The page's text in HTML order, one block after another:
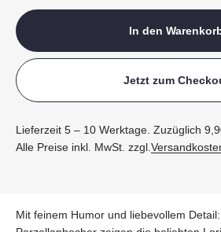
In den
Jetzt zum
Lieferzeit 5 – 10 Werktage. Zuzüglich
Alle Preise inkl. MwSt. zzgl.
Mit feinem Humor und liebevollem